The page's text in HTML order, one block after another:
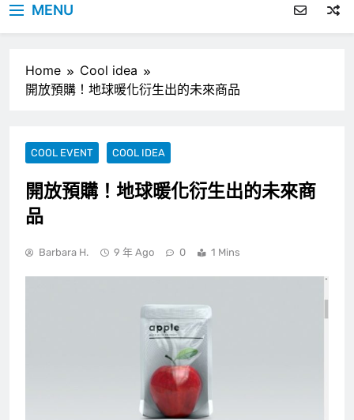
MENU
Home
Cool idea
開放預購！地球暖化衍生出的未來商品
COOL EVENT COOL IDEA
開放預購！地球暖化衍生出的未來商
品
Barbara H. 9 年 Ago 0 1 Mins